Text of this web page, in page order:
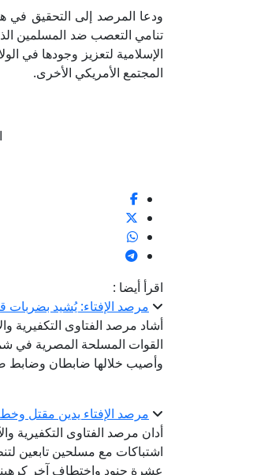
ودعا المرصد إلى التحقيق في
تنامي التعصب ضد المسلمين
الإسلامية لتعزيز وجودها في
المجتمع الأمريكي الأخرى.
اقرأ أيضا :
مرصد الإفتاء: يُشيد بضربات
أشاد مرصد الفتاوى التكفيرية
القوات المسلحة المصرية في
وأصيب خلالها ضابطان وضابط
مرصد الإفتاء يدين مقتل وخطف 11 جنديًّا خلال اشتباكات مع مسلحي تنظيم "داعش" شمال
اشتباكات مع مسلحين تابعين
عشرة جنود واختطاف آخر